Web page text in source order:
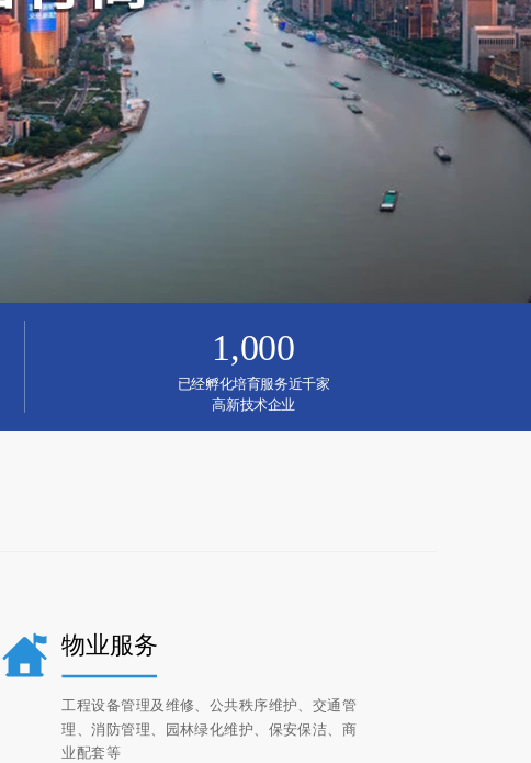
已经孵化培育服务近千家
高新技术企业
1,000
物业服务
工程设备管理及维修、公共秩序维护、交通管
理、消防管理、园林绿化维护、保安保洁、商
业配套等